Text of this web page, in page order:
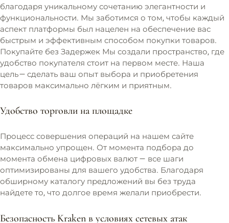
благодаря уникальному сочетанию элегантности и
функциональности. Мы заботимся о том, чтобы каждый
аспект платформы был нацелен на обеспечение вас
быстрым и эффективным способом покупки товаров.
Покупайте без Задержек Мы создали пространство, где
удобство покупателя стоит на первом месте. Наша
цель — сделать ваш опыт выбора и приобретения
товаров максимально лёгким и приятным.
Удобство торговли на площадке
Процесс совершения операций на нашем сайте
максимально упрощен. От момента подбора до
момента обмена цифровых валют — все шаги
оптимизированы для вашего удобства. Благодаря
обширному каталогу предложений вы без труда
найдете то, что долгое время желали приобрести.
Безопасность Kraken в условиях сетевых атак